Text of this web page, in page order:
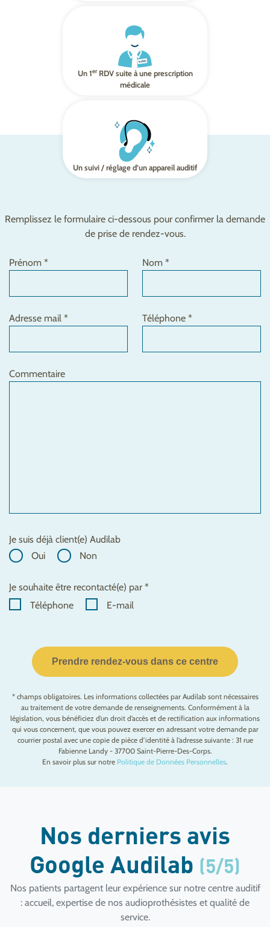
Un 1erRDV suite à une prescription
médicale
Un suivi / réglage d’un appareil auditif
Remplissez le formulaire ci-dessous pour confirmer la demande
de prise de rendez-vous.
Prénom * Nom *
Adresse mail * Téléphone *
Commentaire
Je suis déjà client(e) Audilab
Oui
Non
Je souhaite être recontacté(e) par *
Téléphone
E-mail
Prendre rendez-vous dans ce centre
* champs obligatoires. Les informations collectées par Audilab sont nécessaires
au traitement de votre demande de renseignements. Conformément à la
législation, vous bénéficiez d’un droit d’accès et de rectification aux informations
qui vous concernent, que vous pouvez exercer en adressant votre demande par
courrier postal avec une copie de pièce d’identité à l’adresse suivante : 31 rue
Fabienne Landy - 37700 Saint-Pierre-Des-Corps.
En savoir plus sur notre Politique de Données Personnelles.
Nos derniers avis
Google Audilab (5/5)
Nos patients partagent leur expérience sur notre centre auditif
: accueil, expertise de nos audioprothésistes et qualité de
service.